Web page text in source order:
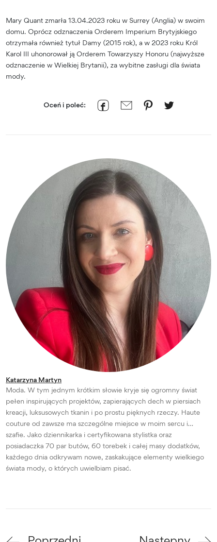
Mary Quant zmarła 13.04.2023 roku w Surrey (Anglia) w swoim
domu. Oprócz odznaczenia Orderem Imperium Brytyjskiego
otrzymała również tytuł Damy (2015 rok), a w 2023 roku Król
Karol III uhonorował ją Orderem Towarzyszy Honoru (najwyższe
odznaczenie w Wielkiej Brytanii), za wybitne zasługi dla świata
mody.
Oceń i poleć:
Katarzyna Martyn
Moda. W tym jednym krótkim słowie kryje się ogromny świat
pełen inspirujących projektów, zapierających dech w piersiach
kreacji, luksusowych tkanin i po prostu pięknych rzeczy. Haute
couture od zawsze ma szczególne miejsce w moim sercu i…
szafie. Jako dziennikarka i certyfikowana stylistka oraz
posiadaczka 70 par butów, 60 torebek i całej masy dodatków,
każdego dnia odkrywam nowe, zaskakujące elementy wielkiego
świata mody, o których uwielbiam pisać.